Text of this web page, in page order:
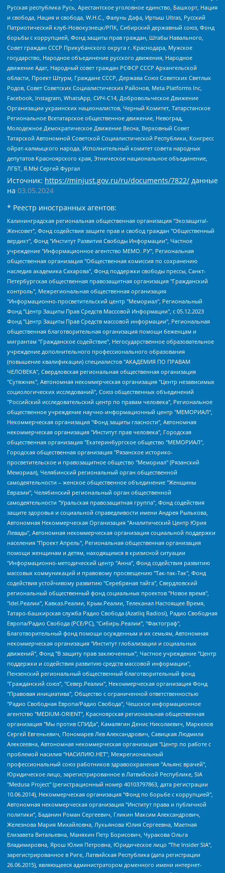
Русская республика Русь, Арестантское уголовное единство, Башкорт, Нация
и свобода, Нация и свобода, W.H.С., Фалунь Дафа, Иртыш Ultras, Русский
Патриотический клуб-Новокузнецк/РПК, Сибирский державный союз, Фонд
борьбы с коррупцией, Фонд защиты прав граждан, Штабы Навального,
Совет граждан СССР Прикубанского округа г. Краснодара, Мужское
государство, Народное объединение русского движения, Народное
движение Адат, Народный совет граждан РСФСР СССР Архангельской
области, Проект Штурм, Граждане СССР, Держава Союз Советских Светлых
Родов, Совет Советских Социалистических Районов, Meta Platforms Inc,
Facebook, Instagram, WhatsApp, СИЧ-С14, Добровольческое Движение
Организации украинских националистов, Черный Комитет, Татарстанское
Региональное Всетатарское общественное движение, Невоград,
Молодежное Демократическое Движение Весна, Верховный Совет
Татарской Автономной Советской Социалистической Республики, Конгресс
ойрат-калмыцкого народа, Исполнительный комитет совета народных
депутатов Красноярского края, Этническое национальное объединение,
ЛГБТ, Я.МЫ Сергей Фургал
Источник: https://minjust.gov.ru/ru/documents/7822/ данные
на 03.05.2024
* Реестр иностранных агентов:
Калининградская региональная общественная организация "Экозащита!-Женсовет", Фонд содействия защите прав и свобод граждан "Общественный вердикт", Фонд "Институт Развития Свободы Информации", Частное учреждение "Информационное агентство МЕМО. РУ", Региональная общественная организация "Общественная комиссия по сохранению наследия академика Сахарова", Фонд поддержки свободы прессы, Санкт-Петербургская общественная правозащитная организация "Гражданский контроль", Межрегиональная общественная организация "Информационно-просветительский центр "Мемориал", Региональный Фонд "Центр Защиты Прав Средств Массовой Информации", с 05.12.2023 Фонд "Центр Защиты Прав Средств массовой информации", Региональная общественная благотворительная организация помощи беженцам и мигрантам "Гражданское содействие", Негосударственное образовательное учреждение дополнительного профессионального образования (повышение квалификации) специалистов "АКАДЕМИЯ ПО ПРАВАМ ЧЕЛОВЕКА", Свердловская региональная общественная организация "Сутяжник", Автономная некоммерческая организация "Центр независимых социологических исследований", Союз общественных объединений "Российский исследовательский центр по правам человека", Региональное общественное учреждение научно-информационный центр "МЕМОРИАЛ", Некоммерческая организация "Фонд защиты гласности", Автономная некоммерческая организация "Институт прав человека", Городская общественная организация "Екатеринбургское общество "МЕМОРИАЛ", Городская общественная организация "Рязанское историко-просветительское и правозащитное общество "Мемориал" (Рязанский Мемориал), Челябинский региональный орган общественной самодеятельности – женское общественное объединение "Женщины Евразии", Челябинский региональный орган общественной самодеятельности "Уральская правозащитная группа", Фонд содействия защите здоровья и социальной справедливости имени Андрея Рылькова, Автономная Некоммерческая Организация "Аналитический Центр Юрия Левады", Автономная некоммерческая организация социальной поддержки населения "Проект Апрель", Региональная общественная организация помощи женщинам и детям, находящимся в кризисной ситуации "Информационно-методический центр "Анна", Фонд содействия развитию массовых коммуникаций и правовому просвещению "Так-так-Так", Фонд содействия устойчивому развитию "Серебряная тайга", Свердловский региональный общественный фонд социальных проектов "Новое время", "Idel.Реалии", Кавказ.Реалии, Крым.Реалии, Телеканал Настоящее Время, Татаро-башкирская служба Радио Свобода (Azatliq Radiosi), Радио Свободная Европа/Радио Свобода (PCE/PC), "Сибирь.Реалии", "Фактограф", Благотворительный фонд помощи осужденным и их семьям, Автономная некоммерческая организация "Институт глобализации и социальных движений", Фонд "В защиту прав заключенных", Частное учреждение "Центр поддержки и содействия развитию средств массовой информации", Пензенский региональный общественный благотворительный фонд "Гражданский союз", "Север.Реалии", Некоммерческая организация Фонд "Правовая инициатива", Общество с ограниченной ответственностью "Радио Свободная Европа/Радио Свобода", Чешское информационное агентство "MEDIUM-ORIENT", Красноярская региональная общественная организация "Мы против СПИДа", Камалягин Денис Николаевич, Маркелов Сергей Евгеньевич, Пономарев Лев Александрович, Савицкая Людмила Алексеевна, Автономная некоммерческая организация "Центр по работе с проблемой насилия "НАСИЛИЮ.НЕТ", Межрегиональный профессиональный союз работников здравоохранения "Альянс врачей", Юридическое лицо, зарегистрированное в Латвийской Республике, SIA "Medusa Project" (регистрационный номер 40103797863, дата регистрации 10.06.2014), Некоммерческая организация "Фонд по борьбе с коррупцией", Автономная некоммерческая организация "Институт права и публичной политики", Баданин Роман Сергеевич, Гликин Максим Александрович, Железнова Мария Михайловна, Лукьянова Юлия Сергеевна, Маетная Елизавета Витальевна, Маняхин Петр Борисович, Чуракова Ольга Владимировна, Ярош Юлия Петровна, Юридическое лицо "The Insider SIA", зарегистрированное в Риге, Латвийская Республика (дата регистрации 26.06.2015), являющееся администратором доменного имени интернет-издания "The Insider SIA", https://theins.ru, Постернак Алексей Евгеньевич, Рубин Михаил Аркадьевич, Анин Роман Александрович, Юридическое лицо Istories fonds, зарегистрированное в Латвийской Республике (регистрационный номер 50008295751, дата регистрации 24.02.2020), Великовский Дмитрий Александрович, Долинина Ирина Николаевна, Мароховская Алеся Алексеевна, Шлейнов Роман Юрьевич, Шмагун Олеся Валентиновна, Общество с ограниченной ответственностью "Альтаир 2021", Общество с ограниченной ответственностью "Вега 2021", Общество с ограниченной ответственностью "Главный редактор 2021", Общество с ограниченной ответственностью "Ромашки монолит", Важенков Артем Валерьевич, Ивановская областная общественная организация "Центр гендерных исследований", Гурман Юрий Альбертович, Медиапроект "ОВД-Инфо", Егоров Владимир Владимирович, Жилинский Владимир Александрович, Общество с ограниченной ответственностью "ЗП", Иванова София Юрьевна, Карезина Инна Павловна, Кильтау Екатерина Викторовна, Петров Алексей Викторович, Пискунов Сергей Евгеньевич, Смирнов Сергей Сергеевич, Тихонов Михаил Сергеевич, Общество с ограниченной ответственностью "ЖУРНАЛИСТ-ИНОСТРАННЫЙ АГЕНТ", Арапова Галина Юрьевна, Вольтская Татьяна Анатольевна, Американская компания "Mason G.E.S. Anonymous Foundation" (США), являющаяся владельцем интернет-издания https://mnews.world/, Компания "Stichting Bellingcat", зарегистрированная в Нидерландах (дата регистрации 11.07.2018), Захаров Андрей Вячеславович, Клепиковская Екатерина Дмитриевна, Общество с ограниченной ответственностью "МЕМО", Перл Роман Александрович, Симонов Евгений Алексеевич, Соловьева Елена Анатольевна, Сотников Даниил Владимирович, Сурначева Елизавета Дмитриевна, Автономная некоммерческая организация по защите прав человека и информированию населения "Якутия – Наше Мнение", Общество с ограниченной ответственностью "Москоу диджитал медиа", с 26.01.2023 Общество с ограниченной ответственностью "Чайка Белые сады", Ветошкина Валерия Валерьевна, Заговора Максим Александрович, Межрегиональное общественное движение "Российская ЛГБТ - сеть", Оленичев Максим Владимирович, Павлов Иван Юрьевич, Скворцова Елена Сергеевна, Общество с ограниченной ответственностью "Как бы инагент", Кочетков Игорь Викторович, Общество с ограниченной ответственностью "Честные выборы", Еланчик Олег Александрович, Общество с ограниченной ответственностью "Нобелевский призыв", Гималова Регина Эмилевна, Григорьев Андрей Валерьевич, Григорьева Алина Александровна, Ассоциация по содействию защите прав призывников, альтернативнослужащих и военнослужащих "Правозащитная группа "Гражданин.Армия.Право", Хисамова Регина Фаритовна, Автономная некоммерческая организация по реализации социально-правовых программ "Лилит", Дальневосточное общественное движение "Маяк", Санкт-Петербургская ЛГБТ-инициативная группа "Выход", Инициативная группа ЛГБТ+ "Реверс", Алексеев Андрей Викторович, Бекбулатова Таисия Львовна, Беляев Иван Михайлович, Владыкина Елена Сергеевна, Гельман Марат Александрович, Никульшина Вероника Юрьевна, Толоконникова Надежда Андреевна, Шендерович Виктор Анатольевич, Общество с ограниченной ответственностью "Данное сообщение", Общество с ограниченной ответственностью Издательский дом "Новая глава", Айнбиндер Александра Александровна, Московский комьюнити-центр для ЛГБТ+инициатив, Благотворительный фонд развития филантропии, Deutsche Welle (Германия, Kurt-Schumacher-Strasse 3, 53113 Bonn), Борзунова Мария Михайловна, Воробьев Виктор Викторович, Голубева Анна Львовна, Константинова Алла Михайловна, Малкова Ирина Владимировна, Мурадов Мурад Абдулгалимович, Осетинская Елизавета Николаевна, Понасенков Евгений Николаевич, Ганапольский Матвей Юрьевич, Киселев Евгений Алексеевич, Борухович Ирина Григорьевна, Дремин Иван Тимофеевич, Дубровский Дмитрий Викторович, Красноярская региональная общественная организация поддержки и развития альтернативных образовательных технологий и межкультурных коммуникаций "ИНТЕРРА", Маяковская Екатерина Алексеевна, Фейгин Марк Захарович, Филимонов Андрей Викторович, Дзугкоева Регина Николаевна, Доброхотов Роман Александрович, Дудь Юрий Александрович, Елкин Сергей Владимирович, Кругликов Кирилл Игоревич, Сабунаева Мария Леонидовна, Семенов Алексей Владимирович, Шаинян Карен Багратович, Шульман Екатерина Михайловна, Асафьев Артур Валерьевич, Вахштайн Виктор Семенович, Венедиктов Алексей Алексеевич, Лушникова Екатерина Евгеньевна, Волков Леонид Михайлович, Невзоров Александр Глебович, Пархоменко Сергей Борисович, Сироткин Ярослав Николаевич, Кара-Мурза Владимир Владимирович, Баранова Наталья Владимировна, Гозман Леонид Яковлевич, Кагарлицкий Борис Юльевич, Климарев Михаил Валерьевич, Милов Владимир Станиславович, Автономная некоммерческая организация Краснодарский центр современного искусства "Типография", Моргенштерн Алишер Тагирович, Соболь Любовь Эдуардовна, Общество с ограниченной ответственностью "ЛИЗА НОРМ", Каспаров Гарри Кимович, Ходорковский Михаил Борисович, Общество с ограниченной ответственностью "Апрельские тезисы", Данилович Ирина Брониславовна, Кашин Олег Владимирович, Петров Николай Владимирович, Пивоваров Алексей Владимирович, Соколов Михаил Владимирович, Цветкова Юлия Владимировна, Чичваркин Евгений Александрович, Комитет против пыток/Команда против пыток, Общество с ограниченной ответственностью "Первый научный", Общество с ограниченной ответственностью "Вертолет и ко", Белоцерковская Вероника Борисовна, Кац Максим Евгеньевич, Лазарева Татьяна Юрьевна, Шаведдинов Руслан Табризович, Яшин Илья Валерьевич, Общество с ограниченной ответственностью "Иноагент ААВ", Алешковский Дмитрий Петрович, Альбац Евгения Марковна, Быков Дмитрий Львович, Галямина Юлия Евгеньевна, Лойко Сергей Леонидович, Мартынов Кирилл Константинович, Медведев Сергей Александрович, Крашенинников Федор Геннадиевич, Гордеева Катерина Вл